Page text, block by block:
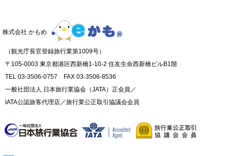
株式会社 かもめ
（観光庁長官登録旅行業第1009号）
〒105-0003 東京都港区西新橋1-10-2 住友生命西新橋ビルB1階
TEL 03-3506-0757 FAX 03-3506-8536
一般社団法人 日本旅行業協会（JATA）正会員／
IATA公認旅客代理店／旅行業公正取引協議会会員